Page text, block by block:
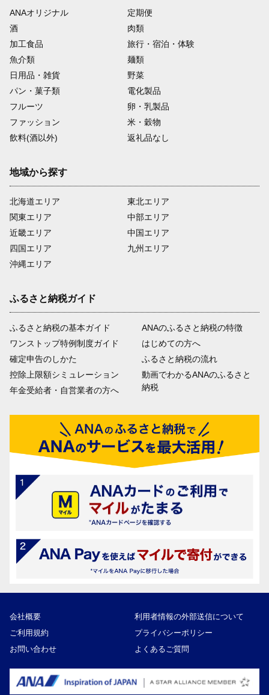
ANAオリジナル
定期便
酒
肉類
加工食品
旅行・宿泊・体験
魚介類
麺類
日用品・雑貨
野菜
パン・菓子類
電化製品
フルーツ
卵・乳製品
ファッション
米・穀物
飲料(酒以外)
返礼品なし
地域から探す
北海道エリア
関東エリア
近畿エリア
四国エリア
沖縄エリア
東北エリア
中部エリア
中国エリア
九州エリア
ふるさと納税ガイド
ふるさと納税の基本ガイド
ワンストップ特例制度ガイド
確定申告のしかた
控除上限額シミュレーション
年金受給者・自営業者の方へ
ANAのふるさと納税の特徴
はじめての方へ
ふるさと納税の流れ
動画でわかるANAのふるさと
納税
会社概要
利用者情報の外部送信について
ご利用規約
プライバシーポリシー
お問い合わせ
よくあるご質問